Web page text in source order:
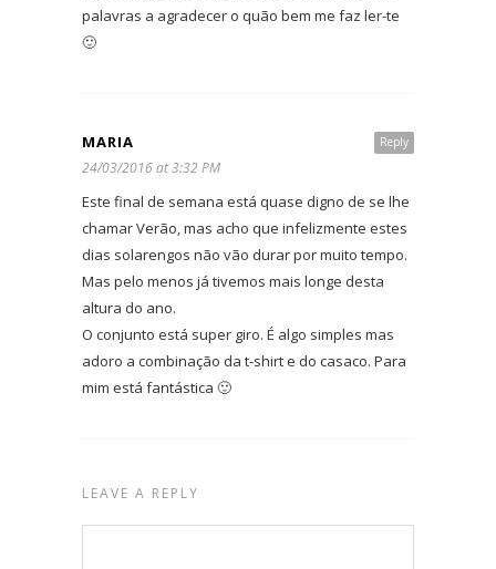
palavras a agradecer o quão bem me faz ler-te
🙂
Reply
MARIA
24/03/2016 at 3:32 PM
Este final de semana está quase digno de se lhe
chamar Verão, mas acho que infelizmente estes
dias solarengos não vão durar por muito tempo.
Mas pelo menos já tivemos mais longe desta
altura do ano.
O conjunto está super giro. É algo simples mas
adoro a combinação da t-shirt e do casaco. Para
mim está fantástica 🙂
LEAVE A REPLY